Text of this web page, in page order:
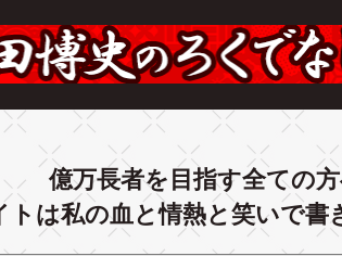
億万長者を目指す全ての
トは私の血と情熱と笑いで書